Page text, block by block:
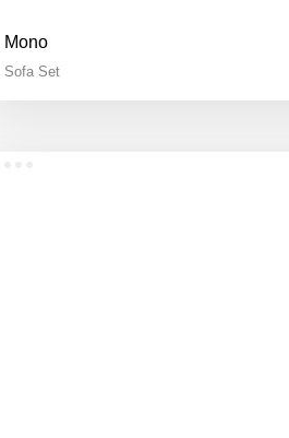
Mono
Sofa Set